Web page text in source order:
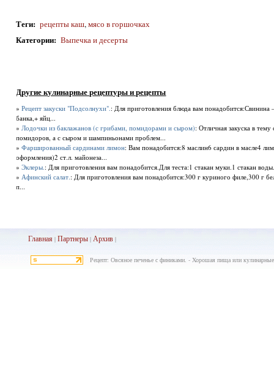
Теги: рецепты каш,мясо в горшочках
Категории: Выпечка и десерты
Другие кулинарные рецептуры и рецепты
»Рецепт закуски "Подсолнухи". : Для приготовления блюда вам
банка,+ яйц...
»Лодочки из баклажанов (с грибами, помидорами и сыром): Отличная закуска в
помидоров, а с сыром и шампиньонами проблем...
»Фаршированный сардинами лимон: Вам понадобится:8 маслин6 сардин в масле4
оформления)2 ст.л. майонеза...
»Эклеры. : Для приготовления вам понадобится.Для теста:1 стакан муки.1 стакан
» Афинский салат. : Для приготовления вам понадобится:300 г куриного филе,300 г
п...
Главная |Партнеры |Архив |
Рецепт: Овсяное печенье с финиками. - Хорошая пища или